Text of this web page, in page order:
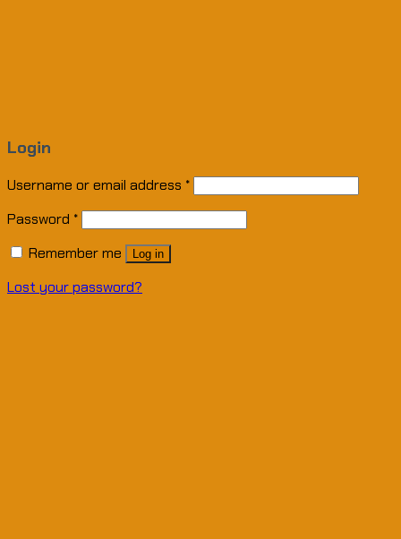
Login
Username or email address *
Password *
Remember me
Log in
Lost your password?